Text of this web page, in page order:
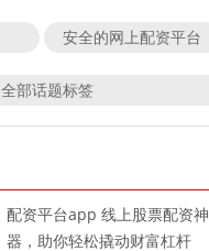
安全的网上配资平台
全部话题标签
配资平台app 线上股票配资神
器，助你轻松撬动财富杠杆